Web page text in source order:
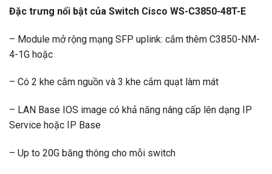
Đặc trưng nổi bật của Switch Cisco WS-C3850-48T-E
– Module mở rộng mạng SFP uplink: cắm thêm C3850-NM-
4-1G hoặc
– Có 2 khe cắm nguồn và 3 khe cắm quạt làm mát
– LAN Base IOS image có khả năng nâng cấp lên dạng IP
Service hoặc IP Base
– Up to 20G băng thông cho mỗi switch